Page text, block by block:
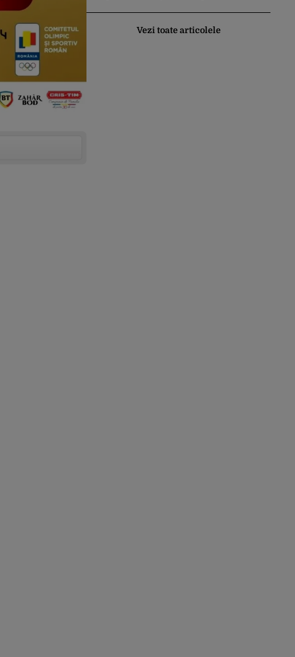
Vezi toate articolele